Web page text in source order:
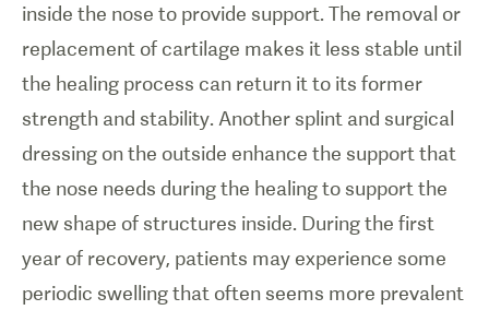
inside the nose to provide support. The removal or
replacement of cartilage makes it less stable until
the healing process can return it to its former
strength and stability. Another splint and surgical
dressing on the outside enhance the support that
the nose needs during the healing to support the
new shape of structures inside. During the first
year of recovery, patients may experience some
periodic swelling that often seems more prevalent